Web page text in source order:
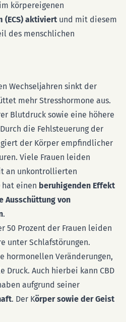
im körpereigenen
(ECS) aktiviert und mit diesem
des menschlichen
Wechseljahren sinkt der
mehr Stresshormone aus.
Blutdruck sowie eine höhere
die Fehlsteuerung der
der Körper empfindlicher
Viele Frauen leiden
an unkontrollierten
hat einen beruhigenden Effekt
Ausschüttung von
.
50 Prozent der Frauen leiden
unter Schlafstörungen.
hormonellen Veränderungen,
Druck. Auch hierbei kann CBD
aufgrund seiner
. Der Körper sowie der Geist